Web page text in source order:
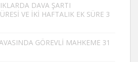
DAVA ŞARTI
VE İKİ HAFTALIK EK SÜRE 3
GÖREVLİ MAHKEME 31